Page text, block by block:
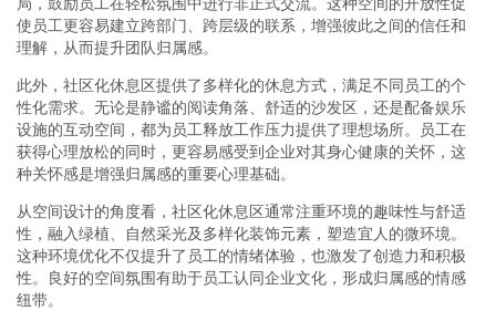
使员工更容易建立跨部门、跨层级的联系，增强彼此之间的信任和
理解，从而提升团队归属感。
此外，社区化休息区提供了多样化的休息方式，满足不同员工的个
性化需求。无论是静谧的阅读角落、舒适的沙发区，还是配备娱乐
设施的互动空间，都为员工释放工作压力提供了理想场所。员工在
获得心理放松的同时，更容易感受到企业对其身心健康的关怀，这
种关怀感是增强归属感的重要心理基础。
从空间设计的角度看，社区化休息区通常注重环境的趣味性与舒适
性，融入绿植、自然采光及多样化装饰元素，塑造宜人的微环境。
这种环境优化不仅提升了员工的情绪体验，也激发了创造力和积极
性。良好的空间氛围有助于员工认同企业文化，形成归属感的情感
纽带。